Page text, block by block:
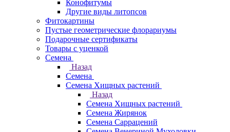
Конофитумы
Другие виды литопсов
Фитокартины
Пустые геометрические флорариумы
Подарочные сертификаты
Товары с уценкой
Семена
Назад
Семена
Семена Хищных растений
Назад
Семена Хищных растений
Семена Жирянок
Семена Саррацений